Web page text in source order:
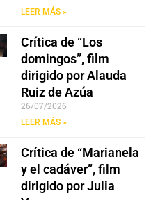
LEER MÁS »
Crítica de “Los
domingos”, film
dirigido por Alauda
Ruiz de Azúa
26/07/2026
LEER MÁS »
Crítica de “Marianela
y el cadáver”, film
dirigido por Julia